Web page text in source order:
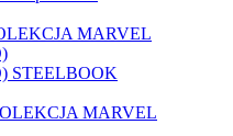
MARVEL
STEELBOOK
MARVEL